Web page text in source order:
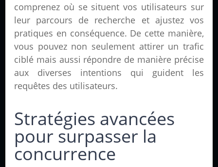
comprenez où se situent vos utilisateurs sur
leur parcours de recherche et ajustez vos
pratiques en conséquence. De cette manière,
vous pouvez non seulement attirer un trafic
ciblé mais aussi répondre de manière précise
aux diverses intentions qui guident les
requêtes des utilisateurs.
Stratégies avancées
pour surpasser la
concurrence